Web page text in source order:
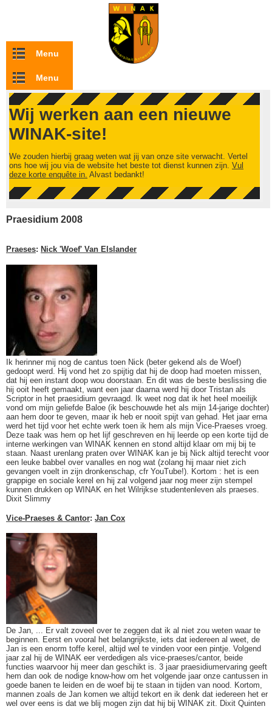
Overslaan en naar de inhoud gaan
Menu
Menu
Wij werken aan een nieuwe
WINAK-site!
We zouden hierbij graag weten wat jij van onze site verwacht. Vertel
ons hoe wij jou via de website het beste tot dienst kunnen zijn. Vul
deze korte enquête in. Alvast bedankt!
Praesidium 2008
Praeses: Nick 'Woef' Van Elslander
Ik herinner mij nog de cantus toen Nick (beter gekend als de Woef)
gedoopt werd. Hij vond het zo spijtig dat hij de doop had moeten missen,
dat hij een instant doop wou doorstaan. En dit was de beste beslissing die
hij ooit heeft gemaakt, want een jaar daarna werd hij door Tristan als
Scriptor in het praesidium gevraagd. Ik weet nog dat ik het heel moeilijk
vond om mijn geliefde Baloe (ik beschouwde het als mijn 14-jarige dochter)
aan hem door te geven, maar ik heb er nooit spijt van gehad. Het jaar erna
werd het tijd voor het echte werk toen ik hem als mijn Vice-Praeses vroeg.
Deze taak was hem op het lijf geschreven en hij leerde op een korte tijd de
interne werkingen van WINAK kennen en stond altijd klaar om mij bij te
staan. Naast urenlang praten over WINAK kan je bij Nick altijd terecht voor
een leuke babbel over vanalles en nog wat (zolang hij maar niet zich
gevangen voelt in zijn dronkenschap, cfr YouTube!). Kortom : het is een
grappige en sociale kerel en hij zal volgend jaar nog meer zijn stempel
kunnen drukken op WINAK en het Wilrijkse studentenleven als praeses.
Dixit Slimmy
Vice-Praeses & Cantor: Jan Cox
De Jan, ... Er valt zoveel over te zeggen dat ik al niet zou weten waar te
beginnen. Eerst en vooral het belangrijkste, iets dat iedereen al weet, de
Jan is een enorm toffe kerel, altijd wel te vinden voor een pintje. Volgend
jaar zal hij de WINAK eer verdedigen als vice-praeses/cantor, beide
functies waarvoor hij meer dan geschikt is. 3 jaar praesidiumervaring geeft
hem dan ook de nodige know-how om het volgende jaar onze cantussen in
goede banen te leiden en de woef bij te staan in tijden van nood. Kortom,
mannen zoals de Jan komen we altijd tekort en ik denk dat iedereen het er
wel over eens is dat we blij mogen zijn dat hij bij WINAK zit. Dixit Quinten